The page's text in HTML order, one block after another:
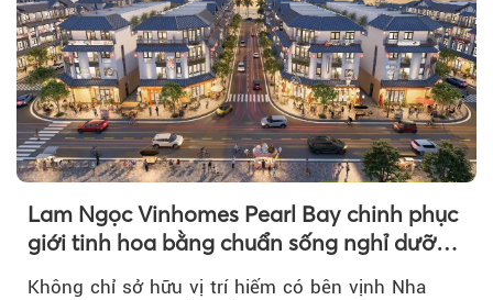
Lam Ngọc Vinhomes Pearl Bay chinh phục
giới tinh hoa bằng chuẩn sống nghỉ dưỡng
ven biển riêng tư, tiện nghi
Không chỉ sở hữu vị trí hiếm có bên vịnh Nha